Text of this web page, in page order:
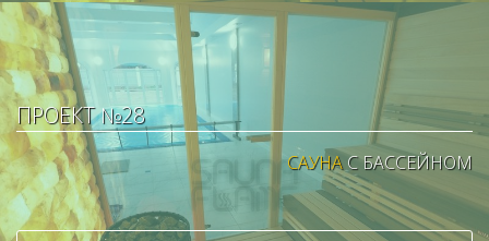
ПРОЕКТ №28
САУНАС БАССЕЙНОМ